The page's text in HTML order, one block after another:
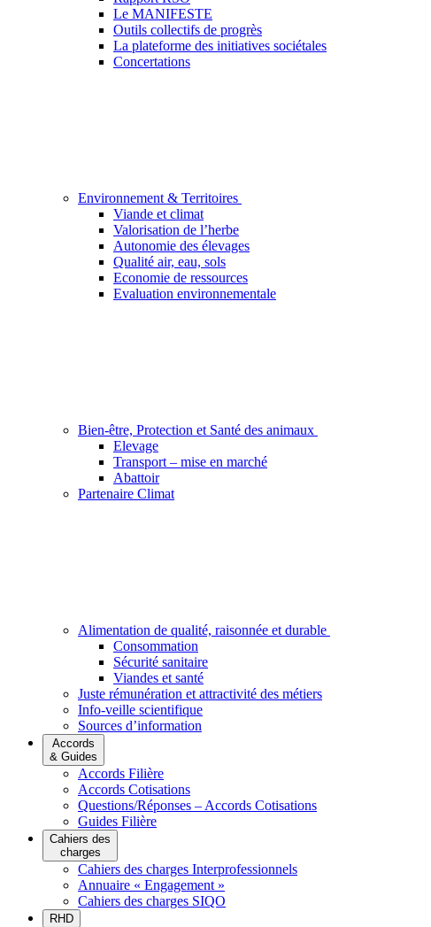
Le MANIFESTE
Outils collectifs de progrès
La plateforme des initiatives sociétales
Concertations
Environnement & Territoires
Viande et climat
Valorisation de l’herbe
Autonomie des élevages
Qualité air, eau, sols
Economie de ressources
Evaluation environnementale
Bien-être, Protection et Santé des animaux
Elevage
Transport – mise en marché
Abattoir
Partenaire Climat
Alimentation de qualité, raisonnée et durable
Consommation
Sécurité sanitaire
Viandes et santé
Juste rémunération et attractivité des métiers
Info-veille scientifique
Sources d’information
Accords
& Guides
Accords Filière
Accords Cotisations
Questions/Réponses – Accords Cotisations
Guides Filière
Cahiers des
charges
Cahiers des charges Interprofessionnels
Annuaire « Engagement »
Cahiers des charges SIQO
RHD